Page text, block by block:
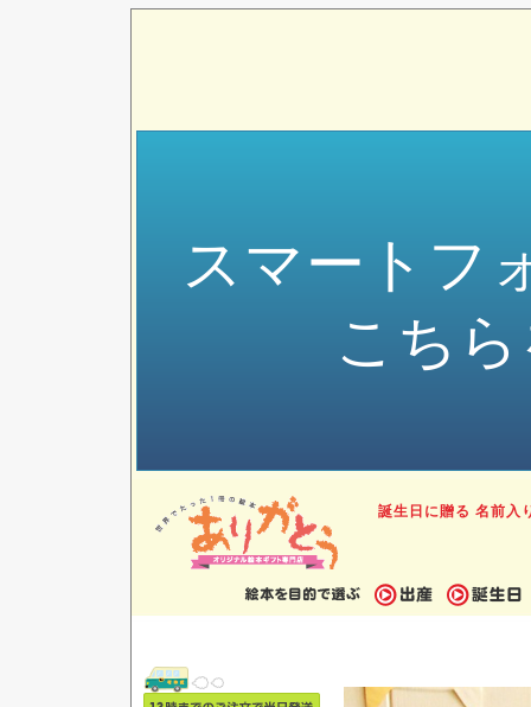
スマートフ
こち
誕生日に贈る 名前入